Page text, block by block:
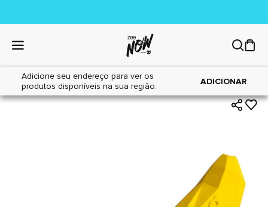
Adicione seu endereço para ver os
produtos disponíveis na sua região.
ADICIONAR
Home|Cães|Brinquedos